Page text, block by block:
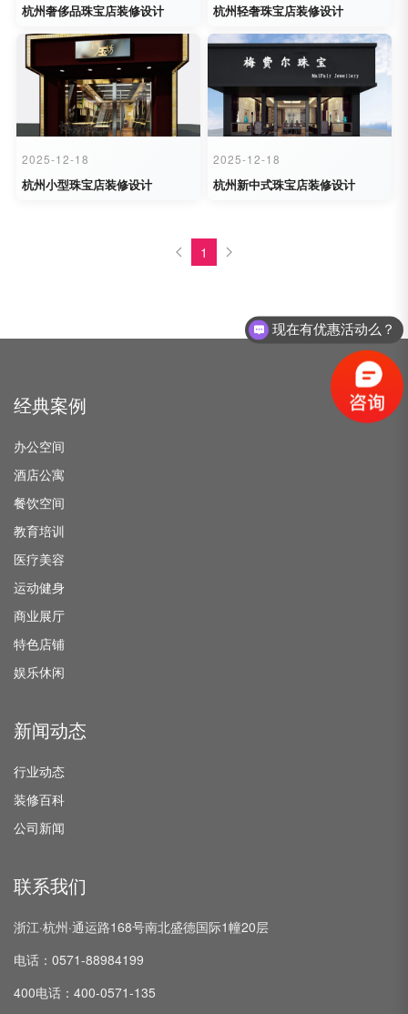
杭州奢侈品珠宝店装修设计 杭州轻奢珠宝店装修设计
2025-12-18
杭州小型珠宝店装修设计
2025-12-18
杭州新中式珠宝店装修设计
1
经典案例
办公空间
酒店公寓
餐饮空间
教育培训
医疗美容
运动健身
商业展厅
特色店铺
娱乐休闲
新闻动态
行业动态
装修百科
公司新闻
联系我们
浙江·杭州·通运路168号南北盛德国际1幢20层
电话：0571-88984199
400电话：400-0571-135
现在有优惠活动么？